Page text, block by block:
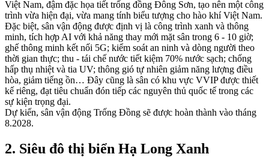
Việt Nam, đậm đặc họa tiết trống đồng Đông Sơn, tạo nên một công
trình vừa hiện đại, vừa mang tính biểu tượng cho hào khí Việt Nam.
Đặc biệt, sân vận động được định vị là công trình xanh và thông
minh, tích hợp AI với khả năng thay mới mặt sân trong 6 - 10 giờ;
ghế thông minh kết nối 5G; kiểm soát an ninh và dòng người theo
thời gian thực; thu - tái chế nước tiết kiệm 70% nước sạch; chống
hấp thụ nhiệt và tia UV; thông gió tự nhiên giảm năng lượng điều
hòa, giảm tiếng ồn… Đây cũng là sân có khu vực VVIP được thiết
kế riêng, đạt tiêu chuẩn đón tiếp các nguyên thủ quốc tế trong các
sự kiện trọng đại.
Dự kiến, sân vận động Trống Đồng sẽ được hoàn thành vào tháng
8.2028.
2. Siêu đô thị biển Hạ Long Xanh